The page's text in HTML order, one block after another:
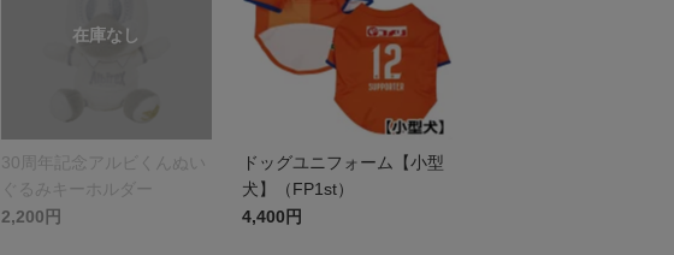
30周年記念アルビくんぬい
ぐるみキーホルダー
2,200円
ドッグユニフォーム【小型
犬】（FP1st）
4,400円